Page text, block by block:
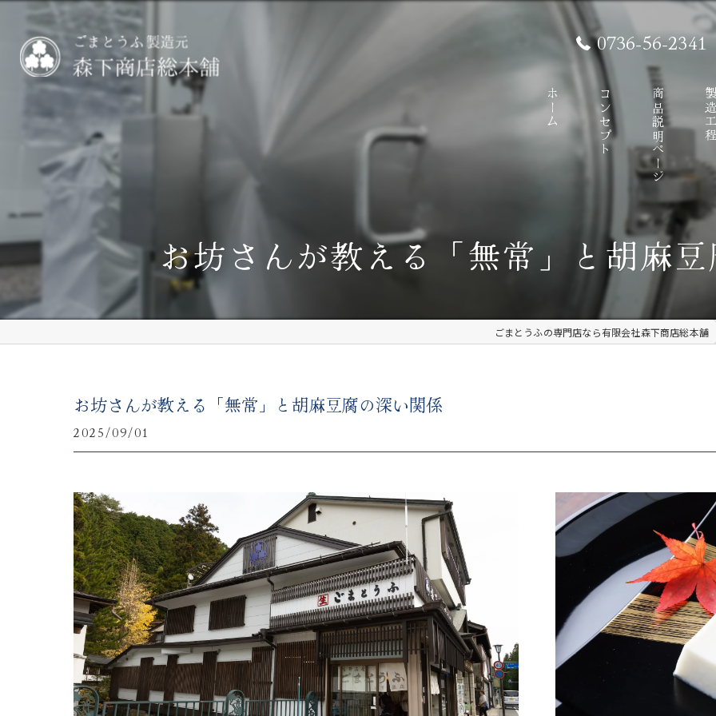
0736-56-2341
ホーム コンセプト 商品説明ページ 製
お坊さんが教える「無常」と胡麻
ごまとうふの専門店なら有限会社森下商店総本舗
お坊さんが教える「無常」と胡麻豆腐の深い関係
2025/09/01